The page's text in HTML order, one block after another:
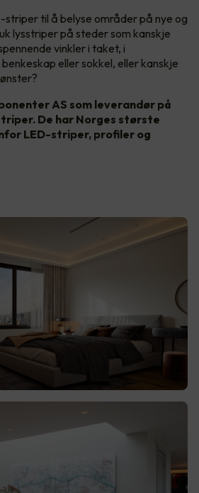
striper til å belyse områder på nye og
lysstriper på steder som kanskje
vinkler i taket, i
eller sokkel, eller kanskje
AS som leverandør på
De har Norges største
LED-striper, profiler og